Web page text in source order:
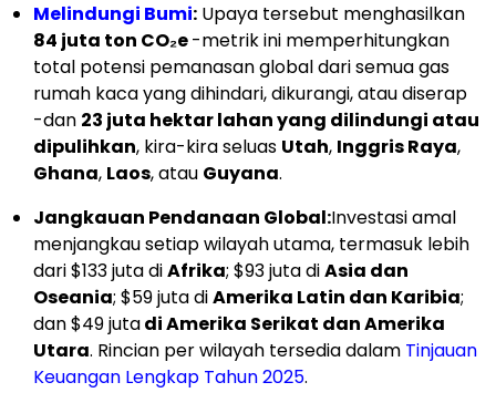
Melindungi Bumi: Upaya tersebut menghasilkan
84 juta ton CO₂e-metrik ini memperhitungkan
total potensi pemanasan global dari semua gas
rumah kaca yang dihindari, dikurangi, atau diserap
-dan 23 juta hektar lahan yang dilindungi atau
dipulihkan, kira-kira seluas Utah, Inggris Raya,
Ghana, Laos, atau Guyana.
Jangkauan Pendanaan Global:Investasi amal
menjangkau setiap wilayah utama, termasuk lebih
dari $133 juta diAfrika; $93 juta diAsia dan
Oseania; $59 juta diAmerika Latin dan Karibia;
dan $49 jutadi Amerika Serikat dan Amerika
Utara. Rincian per wilayah tersedia dalam Tinjauan
Keuangan Lengkap Tahun 2025.